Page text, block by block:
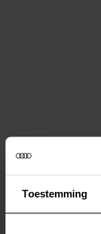
Toestemming